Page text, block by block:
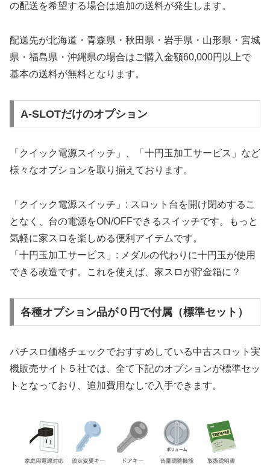
の配送を希望する場合は追加の送料が発生します。
配送先が北海道・青森県・秋田県・岩手県・山形県・宮城
県・福島県・沖縄県の場合はご購入金額60,000円以上で
基本の送料が無料となります。
A-SLOTだけのオプション
「クイック電源スイッチ」、「十円玉加工サービス」など
様々なオプションを取り揃えております。
「クイック電源スイッチ」: スロット台を開け閉めするこ
となく、台の電源をON/OFFできるスイッチです。もっと
気軽に家スロを楽しめる便利アイテムです。
「十円玉加工サービス」: メダルの代わりに十円玉が使用
できる改造です。これを使えば、家スロが貯金箱に？
各種オプション品が０円で付属（標準セット）
パチスロ価格チェックでおすすめしている中古スロット実
機販売サイト５社では、全て下記のオプションが標準セッ
トとなっており、追加費用なしで入手できます。